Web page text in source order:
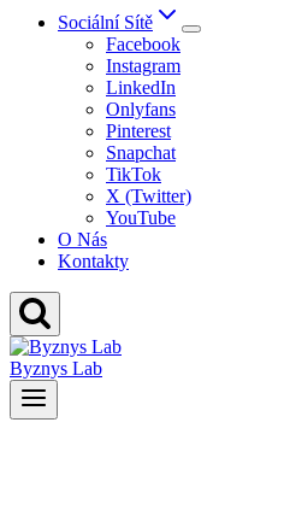
Sociální Sítě
Facebook
Instagram
LinkedIn
Onlyfans
Pinterest
Snapchat
TikTok
X (Twitter)
YouTube
O Nás
Kontakty
Byznys Lab